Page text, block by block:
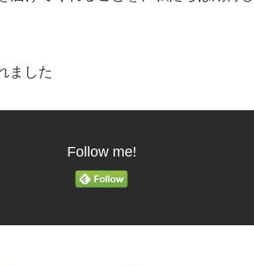
ました
Follow me!